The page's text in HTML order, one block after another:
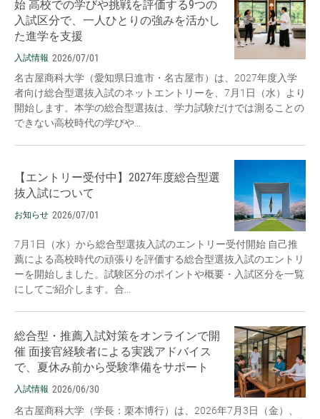
始 高校での学びや挑戦を評価する9つの
入試区分で、一人ひとりの強みを活かし
た進学を支援
入試情報 2026/07/01
名古屋商科大学（愛知県日進市・名古屋市）は、2027年度入学
者向け総合型選抜入試のネットエントリーを、7月1日（水）より
開始します。本学の総合型選抜は、学力試験だけでは測ることの
できない高校時代の学びや...
【エントリー受付中】2027年度総合型選
抜入試について
お知らせ 2026/07/01
7月1日（水）から総合型選抜入試のエントリー受付開始 自己推
薦による高校時代の頑張りを評価する総合型選抜入試のエントリ
ーを開始しました。試験区分のポイントや概要・入試区分を一覧
にしてご紹介します。合...
総合型・推薦入試対策をオンラインで開
催 面接官経験者による実践アドバイス
で、夏休み前から受験準備をサポート
入試情報 2026/06/30
名古屋商科大学（学長：栗本博行）は、2026年7月3日（金）、